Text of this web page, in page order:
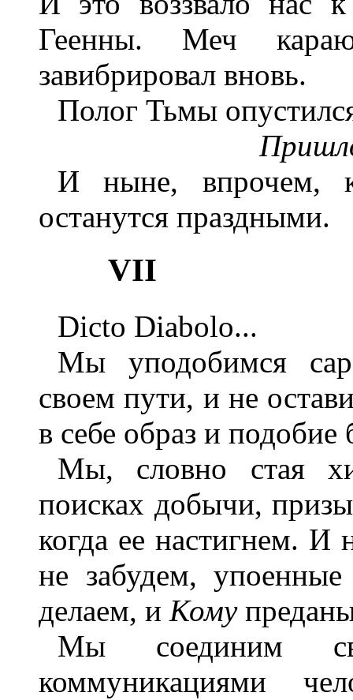
Геенны. Меч
завибрировал вновь.
Полог Тьмы
И ныне, впрочем,
останутся праздными.
VII
Dicto Diabolo...
Мы уподобимся
своем пути, и не
в себе образ и подобие
Мы, словно стая
поисках добычи,
когда ее настигнем. И
не забудем,
делаем, и Кому
Мы соединим
коммуникациями